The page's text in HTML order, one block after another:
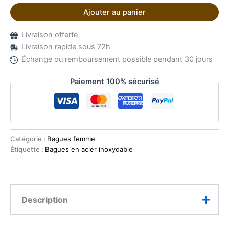
Ajouter au panier
Livraison offerte
Livraison rapide sous 72h
Échange ou remboursement possible pendant 30 jours
Paiement 100% sécurisé
Catégorie : Bagues femme
Étiquette : Bagues en acier inoxydable
Description